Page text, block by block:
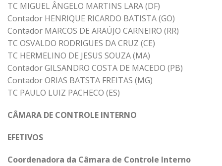
TC MIGUEL ÂNGELO MARTINS LARA (DF)
Contador HENRIQUE RICARDO BATISTA (GO)
Contador MARCOS DE ARAÚJO CARNEIRO (RR)
TC OSVALDO RODRIGUES DA CRUZ (CE)
TC HERMELINO DE JESUS SOUZA (MA)
Contador GILSANDRO COSTA DE MACEDO (PB)
Contador ORIAS BATSTA FREITAS (MG)
TC PAULO LUIZ PACHECO (ES)
CÂMARA DE CONTROLE INTERNO
EFETIVOS
Coordenadora da Câmara de Controle Interno